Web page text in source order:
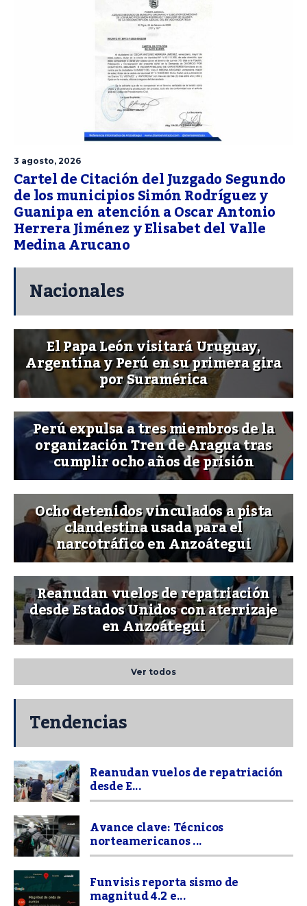
3 agosto, 2026
Cartel de Citación del Juzgado Segundo
de los municipios Simón Rodríguez y
Guanipa en atención a Oscar Antonio
Herrera Jiménez y Elisabet del Valle
Medina Arucano
Nacionales
El Papa León visitará Uruguay,
Argentina y Perú en su primera gira
por Suramérica
Perú expulsa a tres miembros de la
organización Tren de Aragua tras
cumplir ocho años de prisión
Ocho detenidos vinculados a pista
clandestina usada para el
narcotráfico en Anzoátegui
Reanudan vuelos de repatriación
desde Estados Unidos con aterrizaje
en Anzoátegui
Ver todos
Tendencias
Reanudan vuelos de repatriación
desde E...
Avance clave: Técnicos
norteamericanos ...
Funvisis reporta sismo de
magnitud 4.2 e...